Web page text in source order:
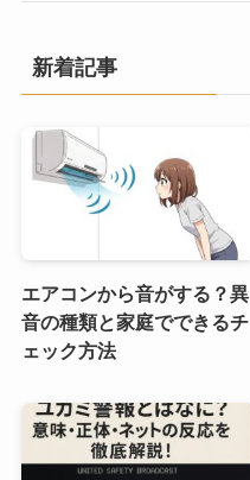
新着記事
エアコンから音がする？異
音の種類と家庭でできるチ
ェック方法